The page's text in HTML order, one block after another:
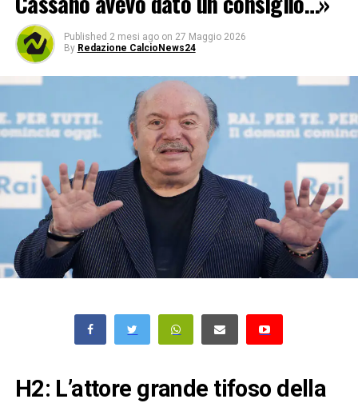
Published 2 mesi ago on 27 Maggio 2026
By Redazione CalcioNews24
H2: L’attore grande tifoso della